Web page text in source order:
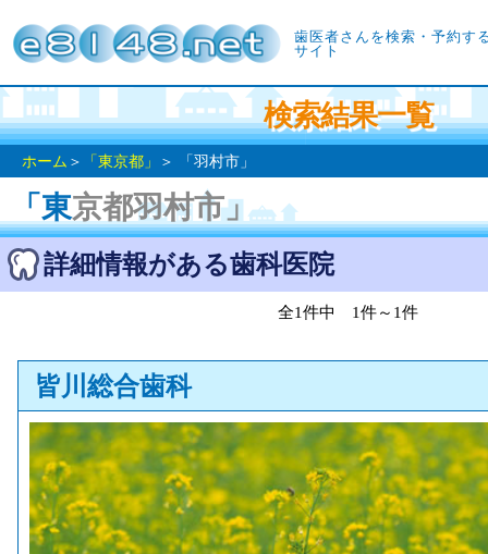
歯医者さんを検索・予約す
サイト
検索結果一覧
ホーム ＞ 「東京都」 ＞ 「羽村市」
「東京都羽村市」
詳細情報がある歯科医院
全1件中 1件～1件
皆川総合歯科